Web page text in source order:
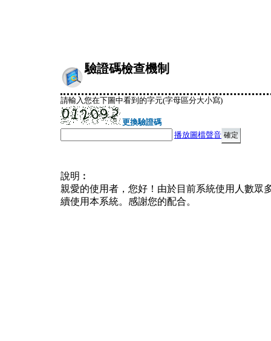
驗證碼檢查機制
請輸入您在下圖中看到的字元(字母區分大小寫)
更換驗證碼
播放圖檔聲音
說明︰
親愛的使用者，您好！由於目前系統使用人數眾
續使用本系統。感謝您的配合。